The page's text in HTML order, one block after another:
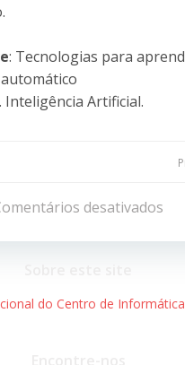
: Tecnologias para
Artificial.
de
Post
desativados
do Centro de Informática